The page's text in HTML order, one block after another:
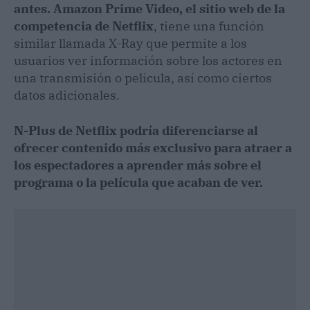
antes. Amazon Prime Video, el sitio web de la
competencia de Netflix, tiene una función
similar llamada X-Ray que permite a los
usuarios ver información sobre los actores en
una transmisión o película, así como ciertos
datos adicionales.
N-Plus de Netflix podría diferenciarse al
ofrecer contenido más exclusivo para atraer a
los espectadores a aprender más sobre el
programa o la película que acaban de ver.